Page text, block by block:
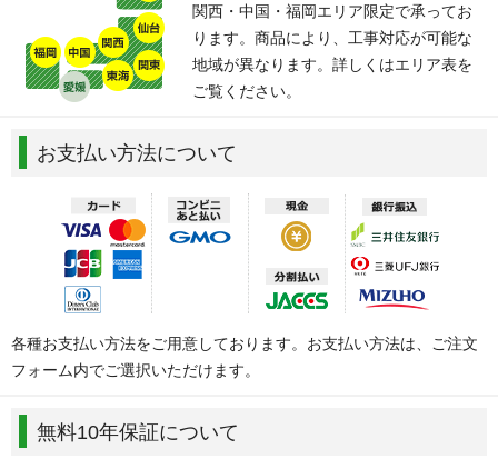
関西・中国・福岡エリア限定で承ってお
ります。商品により、工事対応が可能な
地域が異なります。詳しくはエリア表を
ご覧ください。
お支払い方法について
各種お支払い方法をご用意しております。お支払い方法は、ご注文
フォーム内でご選択いただけます。
無料10年保証について